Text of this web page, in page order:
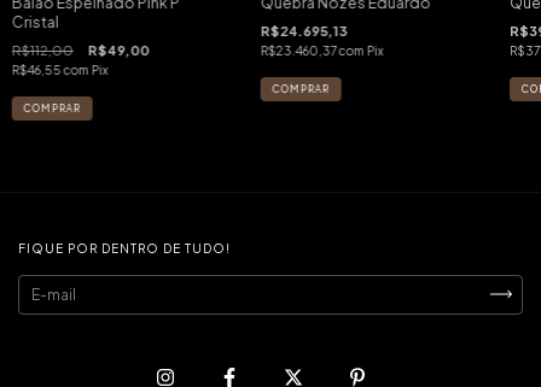
Cristal
R$112,00 R$49,00
R$46,55com Pix
R$24.695,13
R$23.460,37com Pix
FIQUE POR DENTRO DE TUDO!